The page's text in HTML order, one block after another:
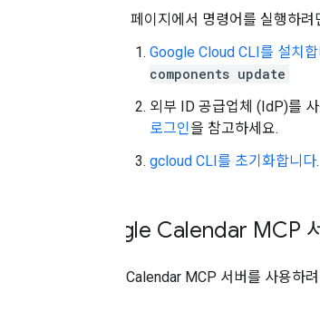
이 페이지에서 명령어를 실행하
Google Cloud CLI를 설치
components update
외부 ID 공급업체 (IdP)를
로그인을 참고하세요.
gcloud CLI를 초기화합니다.
Google Calendar MCP
Google Calendar MCP 서버를 사용하